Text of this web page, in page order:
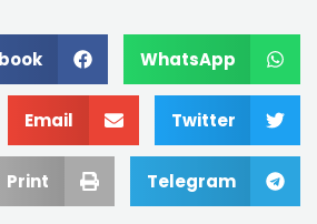
WhatsApp
Twitter
Email
Telegram
Print